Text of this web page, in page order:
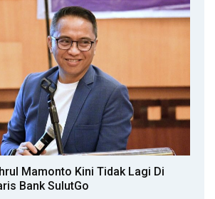
Mamonto Kini Tidak Lagi Di
Bank SulutGo